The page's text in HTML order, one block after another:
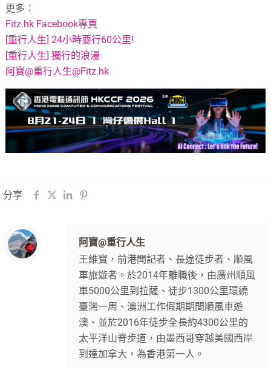
更多：
Fitz.hk Facebook專頁
[重行人生] 24小時要行60公里!
[重行人生] 獨行的浪漫
阿寶@重行人生@Fitz.hk
分享
阿寶@重行人生
王維寶，前港聞記者、長途徒步者、順風
車旅遊者。於2014年離職後，由廣州順風
車5000公里到拉薩、徒步1300公里環繞
臺灣一周、澳洲工作假期期間順風車遊
澳、並於2016年徒步全長約4300公里的
太平洋山脊步道，由墨西哥穿越美國西岸
到達加拿大，為香港第一人。